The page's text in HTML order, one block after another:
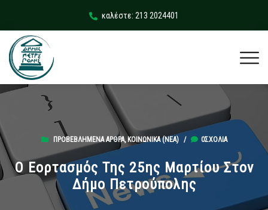
καλέστε: 213 2024401
ΠΡΟΒΕΒΛΗΜΈΝΑ ΆΡΘΡΑ, ΚΟΙΝΩΝΙΚΆ (ΝΕΑ)/ 0ΣΧΌΛΙΑ
Ο Εορτασμός Της 25ης Μαρτίου Στον
Δήμο Πετρούπολης